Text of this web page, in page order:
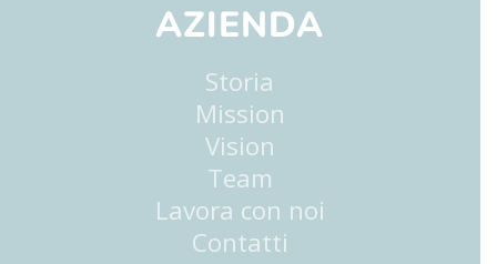
AZIENDA
Storia
Mission
Vision
Team
Lavora con noi
Contatti